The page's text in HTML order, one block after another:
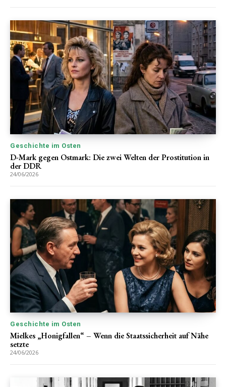
Geschichte im Osten
D-Mark gegen Ostmark: Die zwei Welten der Prostitution in
der DDR
24/06/2026
Geschichte im Osten
Mielkes „Honigfallen“ – Wenn die Staatssicherheit auf Nähe
setzte
24/06/2026